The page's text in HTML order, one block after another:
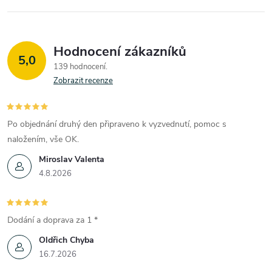
r
v
k
v
ý
p
i
s
u
5,0 Hodnocení zákazníků
139 hodnocení
Zobrazit recenze
Miroslav Valenta
4.8.2026
Po objednání druhý den připraveno k vyzvednutí, pomoc s
naložením, vše OK.
Oldřich Chyba
16.7.2026
Dodání a doprava za 1 *